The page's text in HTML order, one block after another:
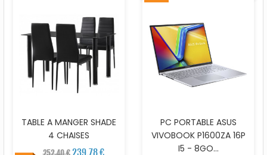
TABLE A MANGER SHADE
4 CHAISES
252,40 € 239,78 €
PC PORTABLE ASUS
VIVOBOOK P1600ZA 16P
I5 - 8GO...